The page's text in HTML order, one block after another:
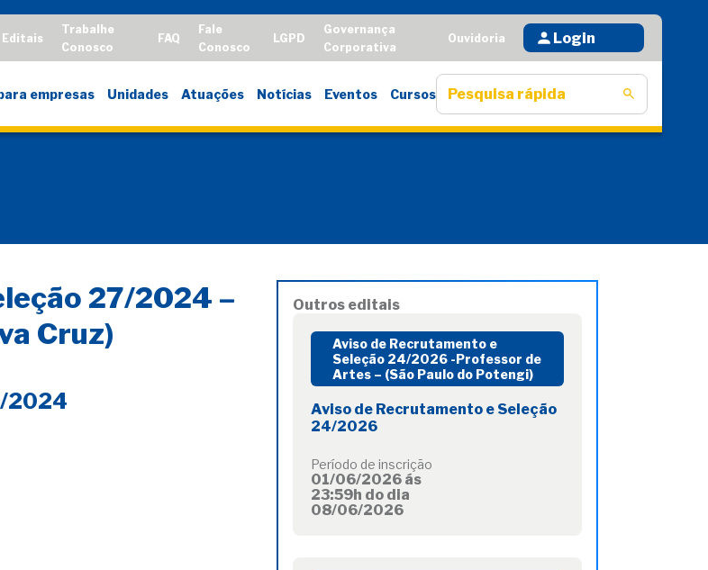
Editais
Trabalhe
Conosco
FAQ
Fale
Conosco
LGPD
Governança
Corporativa
Ouvidoria Login
empresas Unidades Atuações Notícias Eventos Cursos
27/2024 –
Cruz)
2024
Outros editais
Aviso de Recrutamento e
Seleção 24/2026 -Professor de
Artes – (São Paulo do Potengi)
Aviso de Recrutamento e Seleção
24/2026
Período de inscrição
01/06/2026 ás
23:59h do dia
08/06/2026